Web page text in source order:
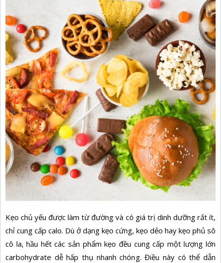
Kẹo chủ yếu được làm từ đường và có giá trị dinh dưỡng rất ít,
chỉ cung cấp calo. Dù ở dạng kẹo cứng, kẹo dẻo hay kẹo phủ sô
cô la, hầu hết các sản phẩm kẹo đều cung cấp một lượng lớn
carbohydrate dễ hấp thụ nhanh chóng. Điều này có thể dẫn